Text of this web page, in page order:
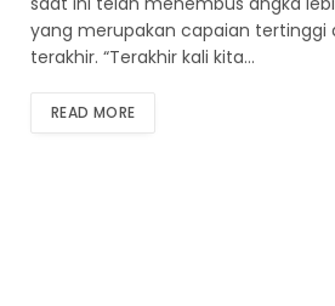
yang merupakan capaian tertinggi
terakhir. “Terakhir kali kita…
READ MORE